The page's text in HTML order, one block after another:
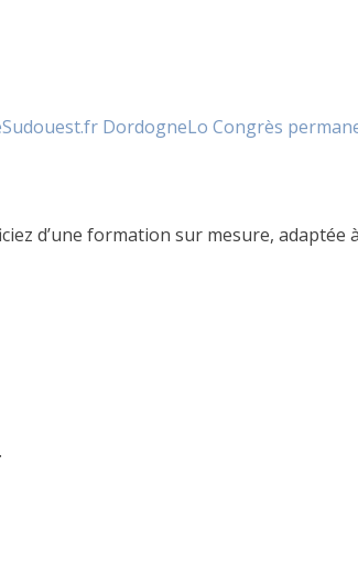
Sudouest.fr DordogneLo Congrès
d’une formation sur mesure, adaptée à